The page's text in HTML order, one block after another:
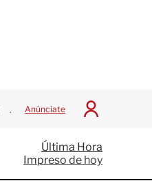
Juegos Centroamericanos
Anúnciate
I
c
i
a
Última Hora
Impreso de hoy